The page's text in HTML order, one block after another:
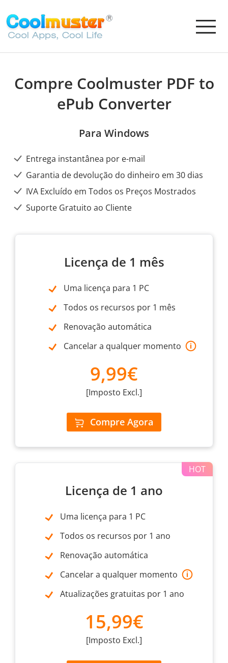
Compre Coolmuster PDF to
ePub Converter
Para Windows
Entrega instantânea por e-mail
Garantia de devolução do dinheiro em 30 dias
IVA Excluído em Todos os Preços Mostrados
Suporte Gratuito ao Cliente
Licença de 1 mês
Uma licença para 1 PC
Todos os recursos por 1 mês
Renovação automática
Cancelar a qualquer momento
9,99€
[Imposto Excl.]
Compre Agora
Licença de 1 ano
Uma licença para 1 PC
Todos os recursos por 1 ano
Renovação automática
Cancelar a qualquer momento
Atualizações gratuitas por 1 ano
15,99€
[Imposto Excl.]